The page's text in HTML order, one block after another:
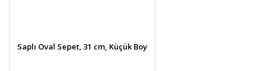
Saplı Oval Sepet, 31 cm, Küçük Boy